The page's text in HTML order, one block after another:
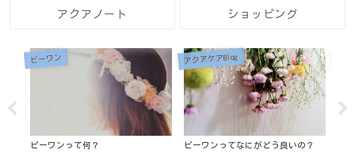
アクアノート ショッピング
ビーワン
ビーワンって何？
アクアケアBlog
ビーワンってなにがどう良いの？